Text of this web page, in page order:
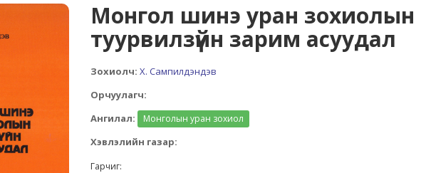
Монгол шинэ уран зохиолын
туурвилзүйн зарим асуудал
Зохиолч: Х. Сампилдэндэв
Орчуулагч:
Ангилал:
Монголын уран зохиол
Хэвлэлийн газар:
Гарчиг: